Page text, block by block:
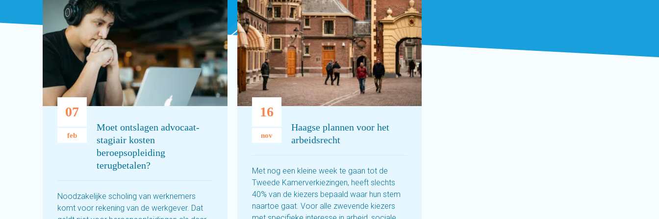
07
feb
Moet ontslagen advocaat-
stagiair kosten
beroepsopleiding
terugbetalen?
Noodzakelijke scholing van werknemers
komt voor rekening van de werkgever. Dat
16
nov
Haagse plannen voor het
arbeidsrecht
Met nog een kleine week te gaan tot de
Tweede Kamerverkiezingen, heeft slechts
40% van de kiezers bepaald waar hun stem
naartoe gaat. Voor alle zwevende kiezers